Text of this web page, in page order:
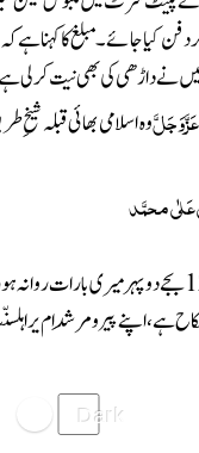
مبلغ کا کہنا ہے کہ
میں نے داڑھی کی بھی نیت کر
عَزَّوَجَلَّوہ اسلامی بھائی قبلہ شیخِ
عَلٰی محمَّد
بجے دوپہر میری بارات روانہ
ہے، اپنے پیرو مرشِد امیر